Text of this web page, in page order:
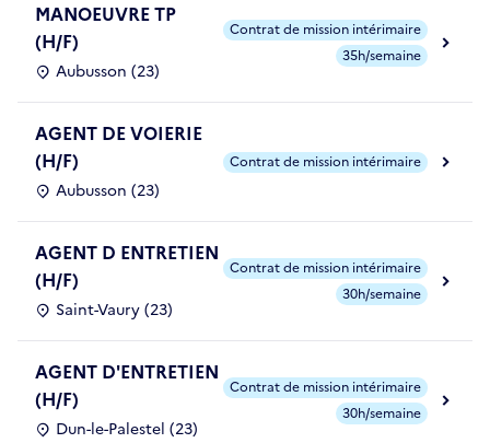
MANOEUVRE TP
(H/F)
Aubusson (23)
Contrat de mission intérimaire
35h/semaine
AGENT DE VOIERIE
(H/F)
Aubusson (23)
Contrat de mission intérimaire
AGENT D ENTRETIEN
(H/F)
Saint-Vaury (23)
Contrat de mission intérimaire
30h/semaine
AGENT D'ENTRETIEN
(H/F)
Dun-le-Palestel (23)
Contrat de mission intérimaire
30h/semaine